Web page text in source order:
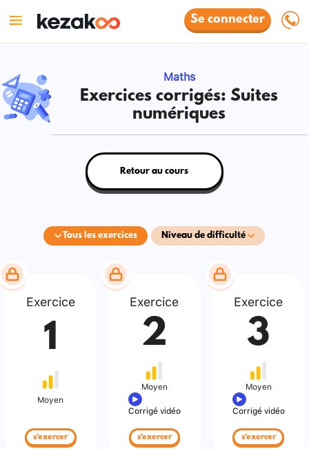
Se connecter
Maths
Exercices corrigés: Suites
numériques
Tous les exercices Niveau de difficulté
Retour au cours
Exercice
1
Moyen
s'exercer
Exercice
2
Moyen
Corrigé vidéo
s'exercer
Exercice
3
Moyen
Corrigé vidéo
s'exercer